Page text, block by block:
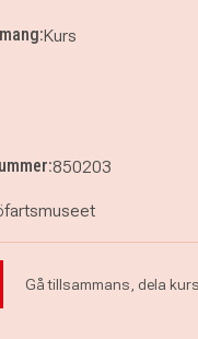
Kurs
850203
till Workshop -
Gå tillsammans, dela